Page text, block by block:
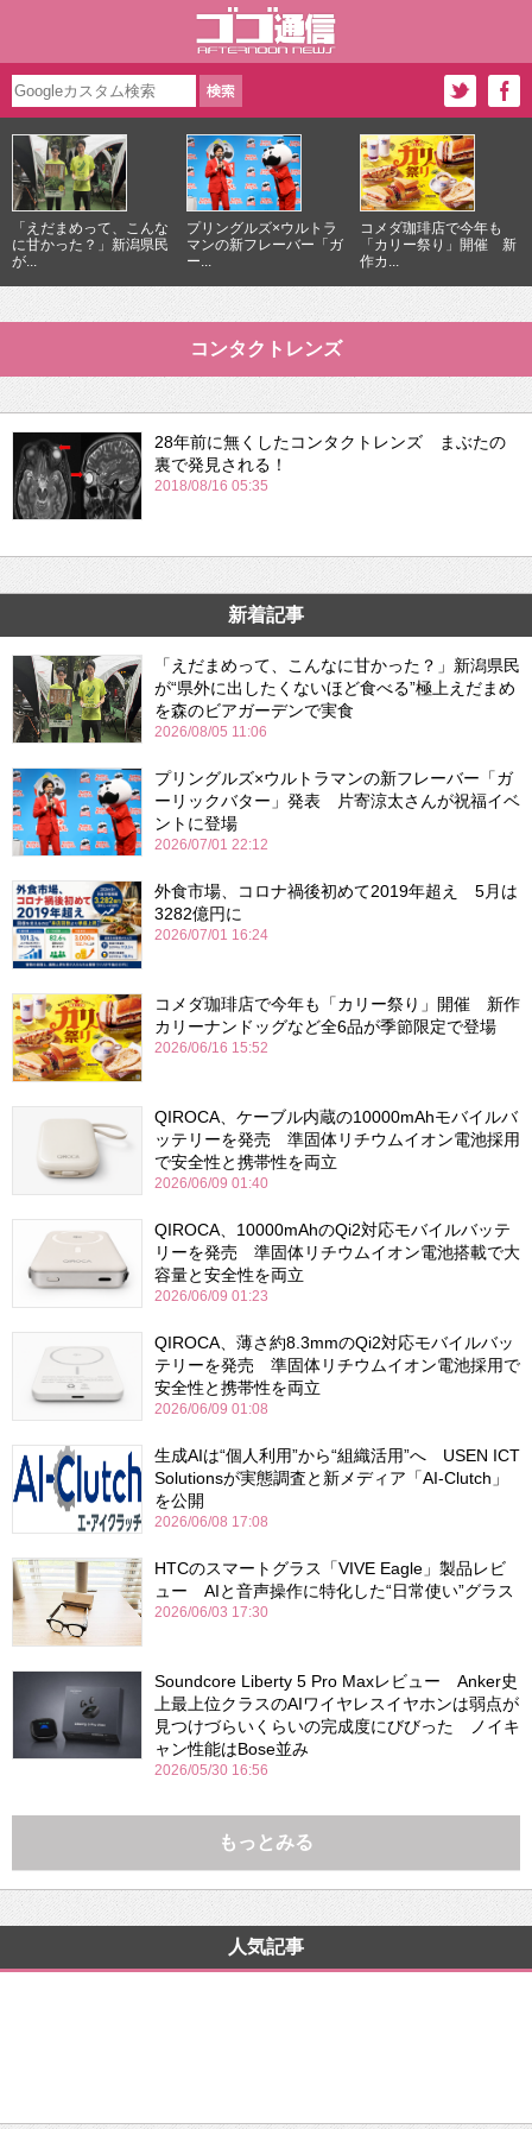
「えだまめって、こんな
に甘かった？」新潟県民
が...
プリングルズ×ウルトラ
マンの新フレーバー「ガ
ー...
コメダ珈琲店で今年も
「カリー祭り」開催 新
作カ...
コンタクトレンズ
28年前に無くしたコンタクトレンズ まぶたの
裏で発見される！
2018/08/16 05:35
新着記事
「えだまめって、こんなに甘かった？」新潟県民
が“県外に出したくないほど食べる”極上えだまめ
を森のビアガーデンで実食
2026/08/05 11:06
プリングルズ×ウルトラマンの新フレーバー「ガ
ーリックバター」発表 片寄涼太さんが祝福イベ
ントに登場
2026/07/01 22:12
外食市場、コロナ禍後初めて2019年超え 5月は
3282億円に
2026/07/01 16:24
コメダ珈琲店で今年も「カリー祭り」開催 新作
カリーナンドッグなど全6品が季節限定で登場
2026/06/16 15:52
QIROCA、ケーブル内蔵の10000mAhモバイルバ
ッテリーを発売 準固体リチウムイオン電池採用
で安全性と携帯性を両立
2026/06/09 01:40
QIROCA、10000mAhのQi2対応モバイルバッテ
リーを発売 準固体リチウムイオン電池搭載で大
容量と安全性を両立
2026/06/09 01:23
QIROCA、薄さ約8.3mmのQi2対応モバイルバッ
テリーを発売 準固体リチウムイオン電池採用で
安全性と携帯性を両立
2026/06/09 01:08
生成AIは“個人利用”から“組織活用”へ USEN ICT
Solutionsが実態調査と新メディア「AI-Clutch」
を公開
2026/06/08 17:08
HTCのスマートグラス「VIVE Eagle」製品レビ
ュー AIと音声操作に特化した“日常使い”グラス
2026/06/03 17:30
Soundcore Liberty 5 Pro Maxレビュー Anker史
上最上位クラスのAIワイヤレスイヤホンは弱点が
見つけづらいくらいの完成度にびびった ノイキ
ャン性能はBose並み
2026/05/30 16:56
もっとみる
人気記事